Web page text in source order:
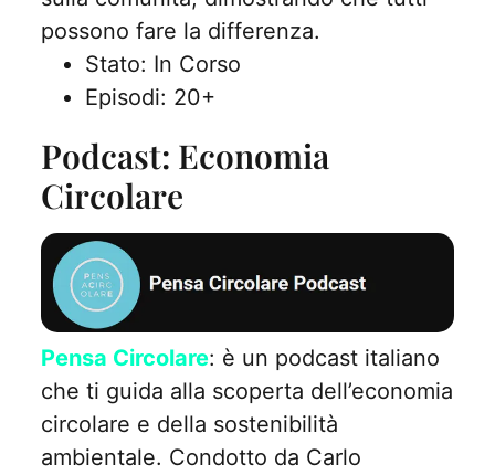
possono fare la differenza.
Stato: In Corso
Episodi: 20+
Podcast: Economia
Circolare
Pensa Circolare: è un podcast italiano
che ti guida alla scoperta dell’economia
circolare e della sostenibilità
ambientale. Condotto da Carlo